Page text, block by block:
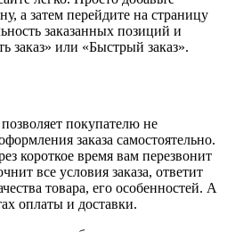
а затем перейдите на страницу
заказанных позиций и
или «Быстрый заказ».
покупателю не
заказа самостоятельно.
короткое время вам перезвонит
все условия заказа, ответит
товара, его особенностей. А
оплаты и доставки.